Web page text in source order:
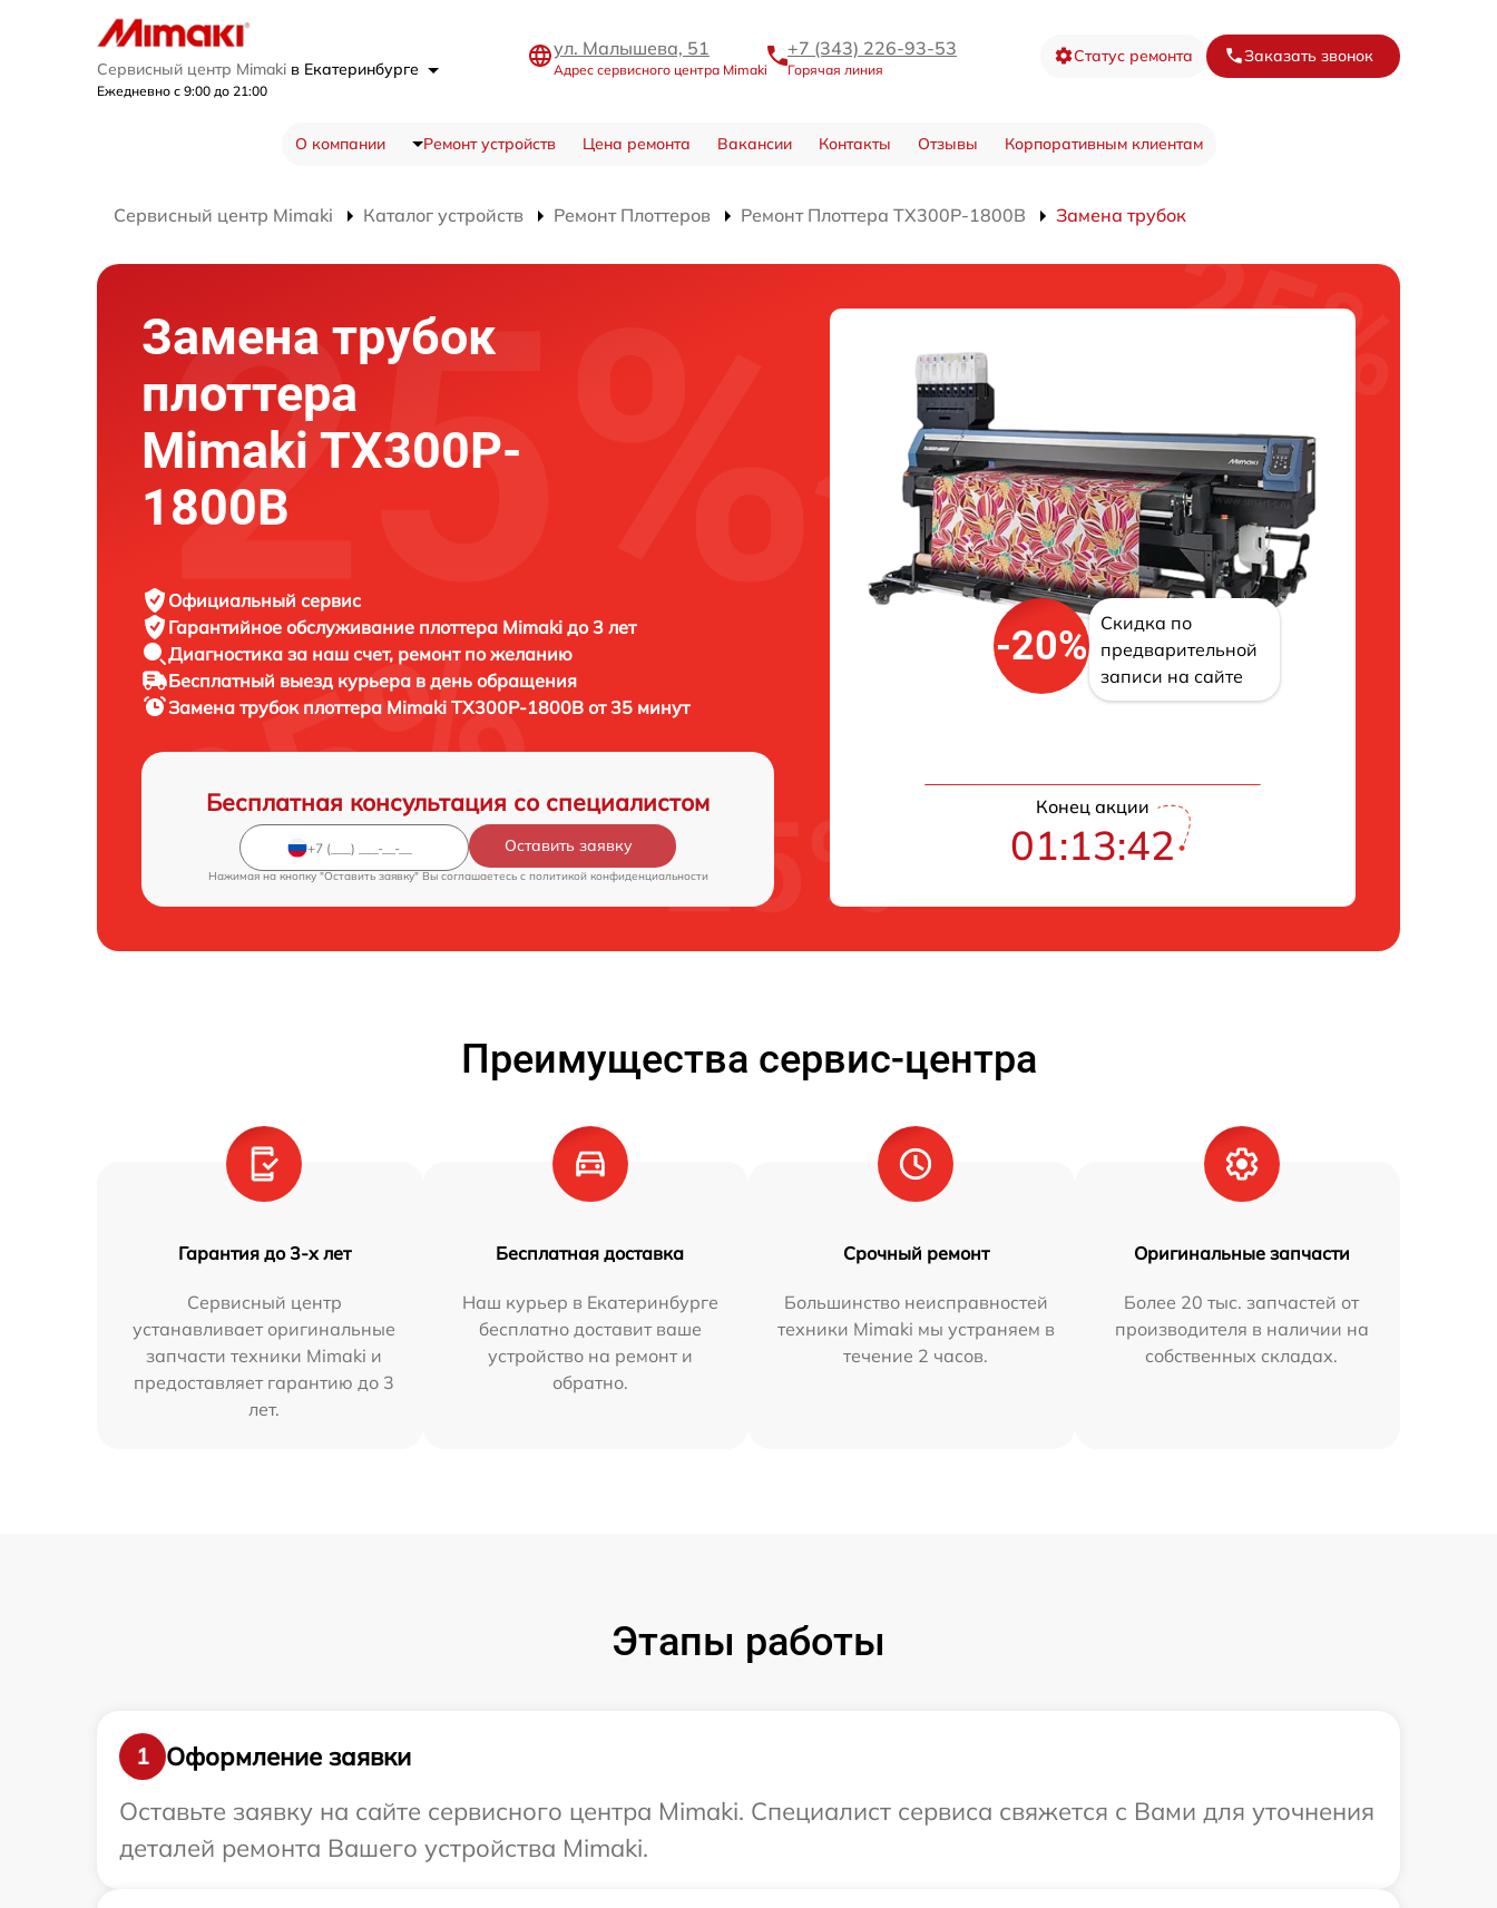
Сервисный центр Mimaki в Екатеринбурге
Ежедневно с 9:00 до 21:00
ул. Малышева, 51
Адрес сервисного центра Mimaki
+7 (343) 226-93-53
Горячая линия
Статус ремонта Заказать звонок
О компании Ремонт устройств Цена ремонта Вакансии Контакты Отзывы Корпоративным клиентам
Сервисный центр Mimaki Каталог устройств Ремонт Плоттеров Ремонт Плоттера TX300P-1800B Замена трубок
Замена трубок
плоттера
Mimaki TX300P-
1800B
Официальный сервис
Гарантийное обслуживание плоттера Mimaki до 3 лет
Диагностика за наш счет, ремонт по желанию
Бесплатный выезд курьера в день обращения
Замена трубок плоттера Mimaki TX300P-1800B от 35 минут
Бесплатная консультация со специалистом
Оставить заявку
Нажимая на кнопку "Оставить заявку" Вы соглашаетесь c политикой конфиденциальности
-20%
Скидка по
предварительной
записи на сайте
Конец акции
01:13:42
Преимущества сервис-центра
Гарантия до 3-х лет
Сервисный центр
устанавливает оригинальные
запчасти техники Mimaki и
предоставляет гарантию до 3
лет.
Бесплатная доставка
Наш курьер в Екатеринбурге
бесплатно доставит ваше
устройство на ремонт и
обратно.
Срочный ремонт
Большинство неисправностей
техники Mimaki мы устраняем в
течение 2 часов.
Оригинальные запчасти
Более 20 тыс. запчастей от
производителя в наличии на
собственных складах.
Этапы работы
1
Оформление заявки
Оставьте заявку на сайте сервисного центра Mimaki. Специалист сервиса свяжется с Вами для уточнения
деталей ремонта Вашего устройства Mimaki.